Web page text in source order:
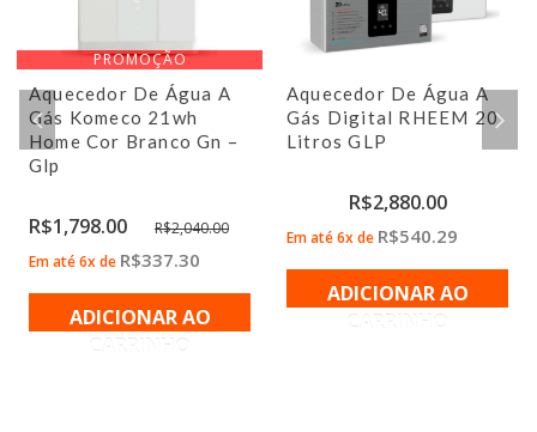
PROMOÇÃO
Aquecedor De Água A
Gás Komeco 21wh
Home Cor Branco Gn –
Glp
R$2,040.00
R$1,798.00
Em até 6x de R$337.30
ADICIONAR AO
CARRINHO
Aquecedor De Água A
Gás Digital RHEEM 20
Litros GLP
R$2,880.00
Em até 6x de R$540.29
ADICIONAR AO
CARRINHO